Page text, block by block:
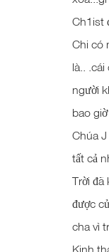
Ch1ist
Chi có
là..
người
bao
Chúa
tất cả
Trời đã
được
cha vì
Kinh